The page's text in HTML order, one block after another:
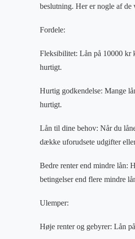
beslutning. Her er nogle af de
Fordele:
Fleksibilitet: Lån på 10000 kr
hurtigt.
Hurtig godkendelse: Mange
hurtigt.
Lån til dine behov: Når du
dække uforudsete udgifter
Bedre renter end mindre lån:
betingelser end flere mindre
Ulemper:
Høje renter og gebyrer: Lån